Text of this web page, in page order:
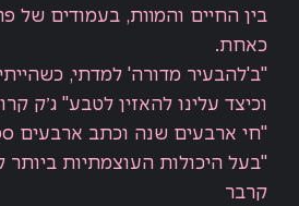
בין החיים והמוות, בעמודים של
כאחת.
"ב'להבעיר מדורה' למדתי,
וכיצד עלינו להאזין לטבע" ג׳ק
"חי ארבעים שנה וכתב ארבעים
"בעל היכולות העוצמתיות
קרבר